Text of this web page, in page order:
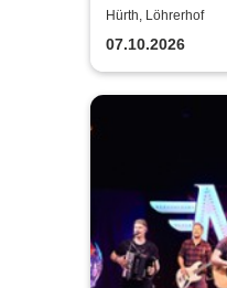
mit Toby
Nimz
Hürth, Löhrerhof
07.10.2026